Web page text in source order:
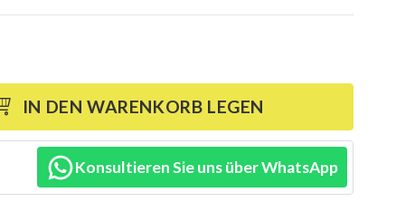
IN DEN WARENKORB LEGEN
Konsultieren Sie uns über WhatsApp